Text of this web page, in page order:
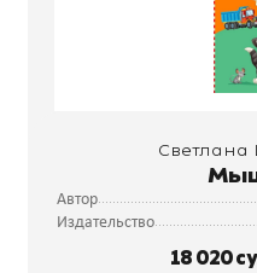
Светлана
Автор
Издательство
18 020